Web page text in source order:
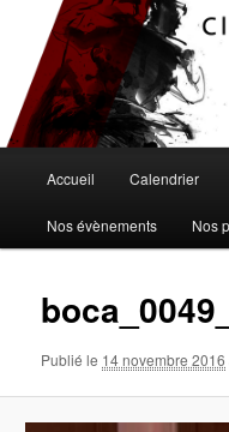
contenu
principal
principal
Accueil Calendrier
Nos évènements Nos
Publié le 14 novembre 2016